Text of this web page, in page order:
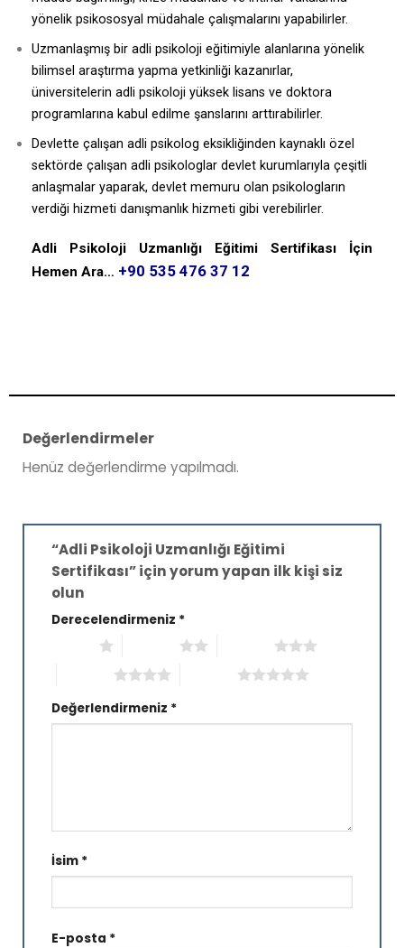
yönelik psikososyal müdahale çalışmalarını yapabilirler.
Uzmanlaşmış bir adli psikoloji eğitimiyle alanlarına yönelik
bilimsel araştırma yapma yetkinliği kazanırlar,
üniversitelerin adli psikoloji yüksek lisans ve doktora
programlarına kabul edilme şanslarını arttırabilirler.
Devlette çalışan adli psikolog eksikliğinden kaynaklı özel
sektörde çalışan adli psikologlar devlet kurumlarıyla çeşitli
anlaşmalar yaparak, devlet memuru olan psikologların
verdiği hizmeti danışmanlık hizmeti gibi verebilirler.
Adli Psikoloji Uzmanlığı Eğitimi Sertifikası İçin
Hemen Ara… +90 535 476 37 12
Değerlendirmeler
Henüz değerlendirme yapılmadı.
“Adli Psikoloji Uzmanlığı Eğitimi
Sertifikası” için yorum yapan ilk kişi siz
olun
Derecelendirmeniz *
Değerlendirmeniz *
İsim *
E-posta *